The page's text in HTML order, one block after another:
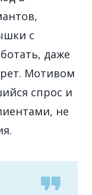
с
даже
Мотивом
спрос и
не